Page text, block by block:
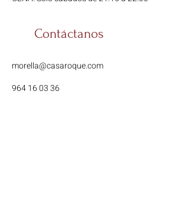
Contáctanos
morella@casaroque.com
964 16 03 36